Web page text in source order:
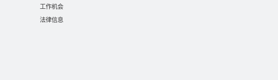
工作机会
法律信息